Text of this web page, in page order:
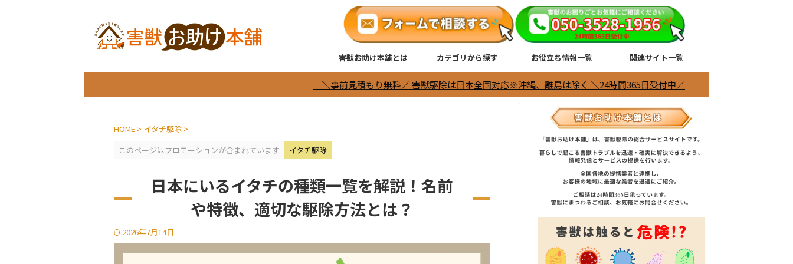
害獣お助け本舗とは カテゴリから探す お役立ち情報一覧 関連サイト一覧
＼事前見積もり無料／ 害獣駆除は日本全国対応※沖縄、離島は除く ＼24時間365日受付中／
HOME > イタチ駆除 >
このページはプロモーションが含まれています
イタチ駆除
日本にいるイタチの種類一覧を解説！名前
や特徴、適切な駆除方法とは？
2026年7月14日